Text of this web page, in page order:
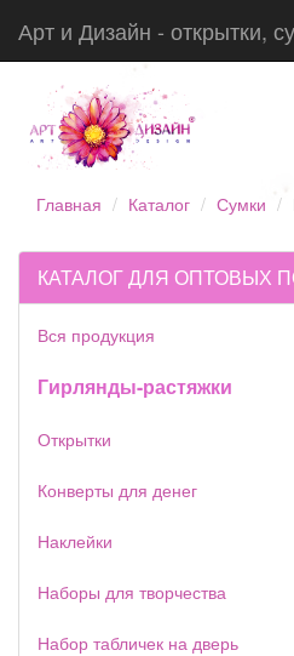
Арт и Дизайн - открытки,
Главная Каталог Сумки
КАТАЛОГ ДЛЯ ОПТОВЫХ
Вся продукция
Гирлянды-растяжки
Открытки
Конверты для денег
Наклейки
Наборы для творчества
Набор табличек на дверь